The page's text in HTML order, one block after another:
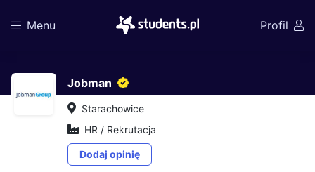
Menu Profil
Jobman
Starachowice
HR / Rekrutacja
Dodaj opinię